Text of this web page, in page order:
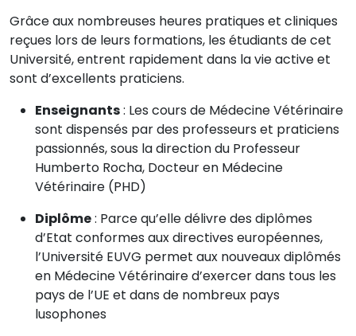
Grâce aux nombreuses heures pratiques et cliniques
reçues lors de leurs formations, les étudiants de cet
Université, entrent rapidement dans la vie active et
sont d’excellents praticiens.
Enseignants: Les cours de Médecine Vétérinaire
sont dispensés par des professeurs et praticiens
passionnés, sous la direction du Professeur
Humberto Rocha, Docteur en Médecine
Vétérinaire (PHD)
Diplôme: Parce qu’elle délivre des diplômes
d’Etat conformes aux directives européennes,
l’Université EUVG permet aux nouveaux diplômés
en Médecine Vétérinaire d’exercer dans tous les
pays de l’UE et dans de nombreux pays
lusophones